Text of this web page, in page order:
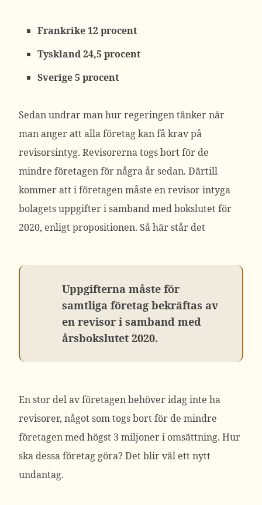
Frankrike 12 procent
Tyskland 24,5 procent
Sverige 5 procent
Sedan undrar man hur regeringen tänker när
man anger att alla företag kan få krav på
revisorsintyg. Revisorerna togs bort för de
mindre företagen för några år sedan. Därtill
kommer att i företagen måste en revisor intyga
bolagets uppgifter i samband med bokslutet för
2020, enligt propositionen. Så här står det
Uppgifterna måste för
samtliga företag bekräftas av
en revisor i samband med
årsbokslutet 2020.
En stor del av företagen behöver idag inte ha
revisorer, något som togs bort för de mindre
företagen med högst 3 miljoner i omsättning. Hur
ska dessa företag göra? Det blir väl ett nytt
undantag.